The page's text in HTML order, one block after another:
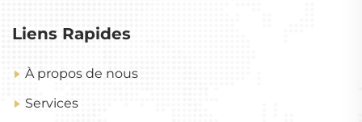
Liens Rapides
À propos de nous
Services